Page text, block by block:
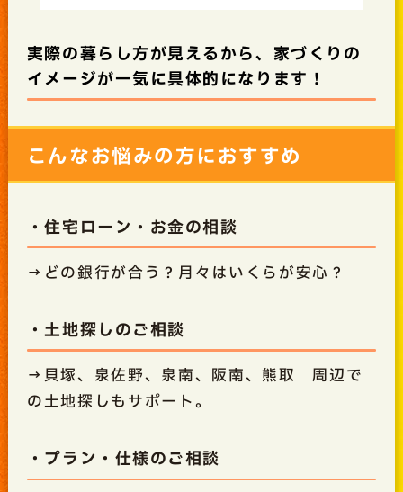
実際の暮らし方が見えるから、家づくりの
イメージが一気に具体的になります！
こんなお悩みの方におすすめ
・住宅ローン・お金の相談
→どの銀行が合う？月々はいくらが安心？
・土地探しのご相談
→貝塚、泉佐野、泉南、阪南、熊取 周辺で
の土地探しもサポート。
・プラン・仕様のご相談